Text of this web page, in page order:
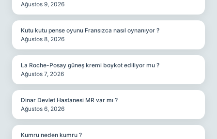
Ağustos 9, 2026
Kutu kutu pense oyunu Fransızca nasıl oynanıyor ?
Ağustos 8, 2026
La Roche-Posay güneş kremi boykot ediliyor mu ?
Ağustos 7, 2026
Dinar Devlet Hastanesi MR var mı ?
Ağustos 6, 2026
Kumru neden kumru ?